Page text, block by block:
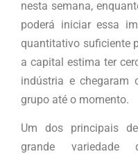
nesta semana,
poderá iniciar essa
quantitativo suficiente
a capital estima ter
indústria e chegaram
grupo até o momento.
Um dos principais
grande variedade